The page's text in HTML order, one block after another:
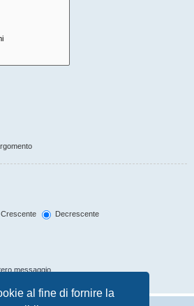
al fine di fornire la
Crescente
Decrescente
messaggio.